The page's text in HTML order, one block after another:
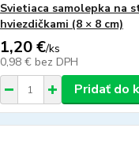
Svietiaca samolepka na
hviezdičkami (8 × 8 cm)
1,20 €/ks
0,98 € bez DPH
Pridať do